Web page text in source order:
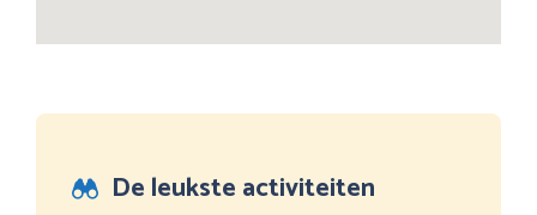
De leukste activiteiten